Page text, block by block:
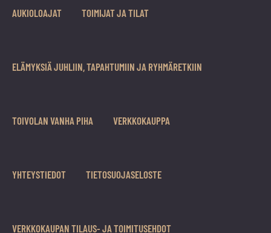
AUKIOLOAJAT TOIMIJAT JA TILAT
ELÄMYKSIÄ JUHLIIN, TAPAHTUMIIN JA RYHMÄRETKIIN
TOIVOLAN VANHA PIHA VERKKOKAUPPA
YHTEYSTIEDOT TIETOSUOJASELOSTE
VERKKOKAUPAN TILAUS- JA TOIMITUSEHDOT